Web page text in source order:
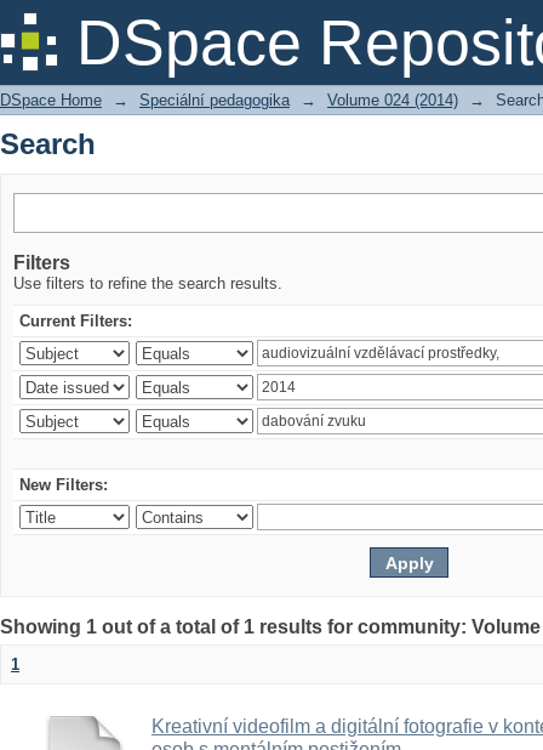
DSpace
Search
DSpace Home → Speciální pedagogika → Volume 024 (2014) →
Search
Filters
Use filters to refine the search results.
Current Filters:
New Filters:
Showing 1 out of a total of 1 results for community:
1
Kreativní videofilm a digitální fotografie v